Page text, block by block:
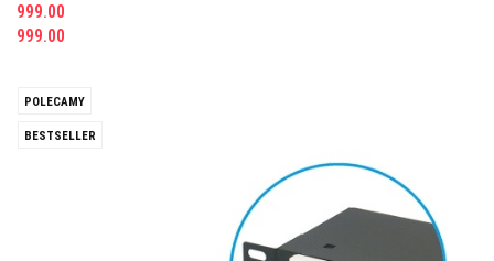
999.00
999.00
POLECAMY
BESTSELLER